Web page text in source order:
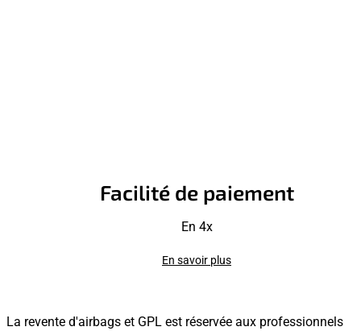
Facilité de paiement
En 4x
En savoir plus
La revente d'airbags et GPL est réservée aux professionnels